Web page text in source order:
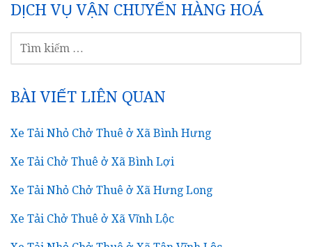
DỊCH VỤ VẬN CHUYỂN HÀNG HOÁ
KIẾM
BÀI VIẾT LIÊN QUAN
Xe Tải Nhỏ Chở Thuê ở Xã Bình Hưng
Xe Tải Chở Thuê ở Xã Bình Lợi
Xe Tải Nhỏ Chở Thuê ở Xã Hưng Long
Xe Tải Chở Thuê ở Xã Vĩnh Lộc